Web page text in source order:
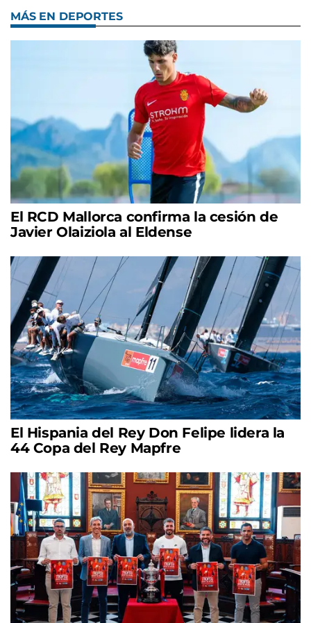
MÁS EN DEPORTES
El RCD Mallorca confirma la cesión de
Javier Olaiziola al Eldense
El Hispania del Rey Don Felipe lidera la
44 Copa del Rey Mapfre